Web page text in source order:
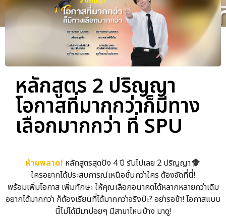
หลักสูตร 2 ปริญญา
โอกาสที่มากกว่าก็มีทาง
เลือกมากกว่า ที่ SPU
ห้ามพลาด! หลักสูตรสุดปัง 4 ปี รับไปเลย 2 ปริญญา
ใครอยากได้ประสบการณ์เหนือชั้นกว่าใคร ต้องจัดที่นี่!
พร้อมเพิ่มโอกาส เพิ่มทักษะ ให้คุณเลือกอนาคตได้หลากหลายกว่าเดิม
อยากได้มากกว่า ก็ต้องเรียนที่ได้มากกว่าจริงป่ะ? อย่ารอช้า! โอกาสแบบ
นี้ไม่ได้มีมาบ่อยๆ มีสาขาไหนบ้าง มาดู!